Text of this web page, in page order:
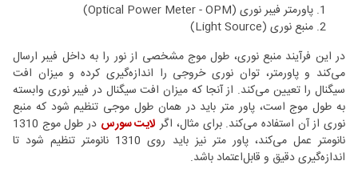
پاورمتر فیبر نوری (Optical Power Meter - OPM)
منبع نوری (Light Source)
در این فرآیند منبع نوری، طول موج مشخصی از نور را به داخل فیبر ارسال
می‌کند و پاورمتر، توان نوری خروجی را اندازه‌گیری کرده و میزان افت
سیگنال را تعیین می‌کند. از آنجا که میزان افت سیگنال در فیبر نوری وابسته
به طول موج است، پاور متر باید در همان طول موجی تنظیم شود که منبع
نوری از آن استفاده می‌کند. برای مثال، اگر لایت سورس
در طول موج 1310
نانومتر عمل می‌کند، پاور متر نیز باید روی 1310 نانومتر تنظیم شود تا
اندازه‌گیری دقیق و قابل‌اعتماد باشد.